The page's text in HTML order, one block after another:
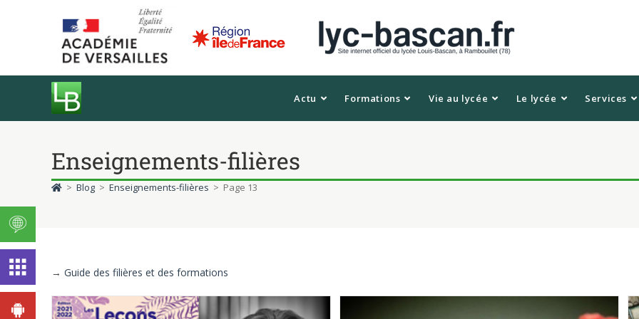
Actu Formations Vie au lycée Le lycée Services
Enseignements-filières
> Blog > Enseignements-filières > Page 13
→ Guide des filières et des formations